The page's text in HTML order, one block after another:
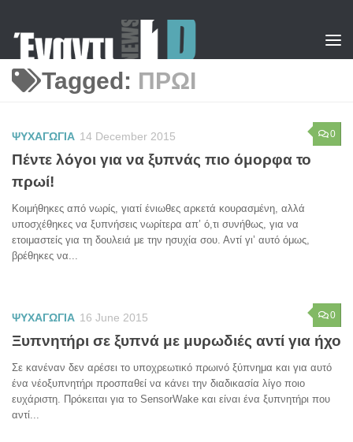
Tagged: ΠΡΩΙ
0
ΨΥΧΑΓΩΓΙΑ 14 December 2015
Πέντε λόγοι για να ξυπνάς πιο όμορφα το
πρωί!
Κοιμήθηκες από νωρίς, γιατί ένιωθες αρκετά κουρασμένη, αλλά
υποσχέθηκες να ξυπνήσεις νωρίτερα απ’ ό,τι συνήθως, για να
ετοιμαστείς για τη δουλειά με την ησυχία σου. Αντί γι’ αυτό όμως,
βρέθηκες να...
0
ΨΥΧΑΓΩΓΙΑ 16 June 2015
Ξυπνητήρι σε ξυπνά με μυρωδιές αντί για ήχο
Σε κανέναν δεν αρέσει το υποχρεωτικό πρωινό ξύπνημα και για αυτό
ένα νέοξυπνητήρι προσπαθεί να κάνει την διαδικασία λίγο ποιο
ευχάριστη. Πρόκειται για το SensorWake και είναι ένα ξυπνητήρι που
αντί...